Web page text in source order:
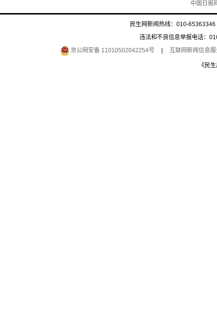
中国日报
民生网新闻热线：010-
违法和不良信息举报电话：
京公网安备 11010502042254号
互联网新闻信息
《民